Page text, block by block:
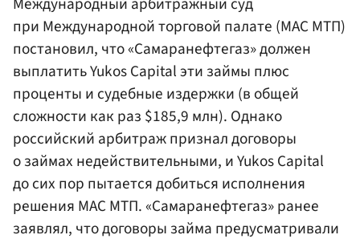
при Международной торговой палате (МАС МТП)
постановил, что «Самаранефтегаз» должен
выплатить Yukos Capital эти займы плюс
проценты и судебные издержки (в общей
сложности как раз $185,9 млн). Однако
российский арбитраж признал договоры
о займах недействительными, и Yukos Capital
до сих пор пытается добиться исполнения
решения МАС МТП. «Самаранефтегаз» ранее
заявлял, что договоры займа предусматривали